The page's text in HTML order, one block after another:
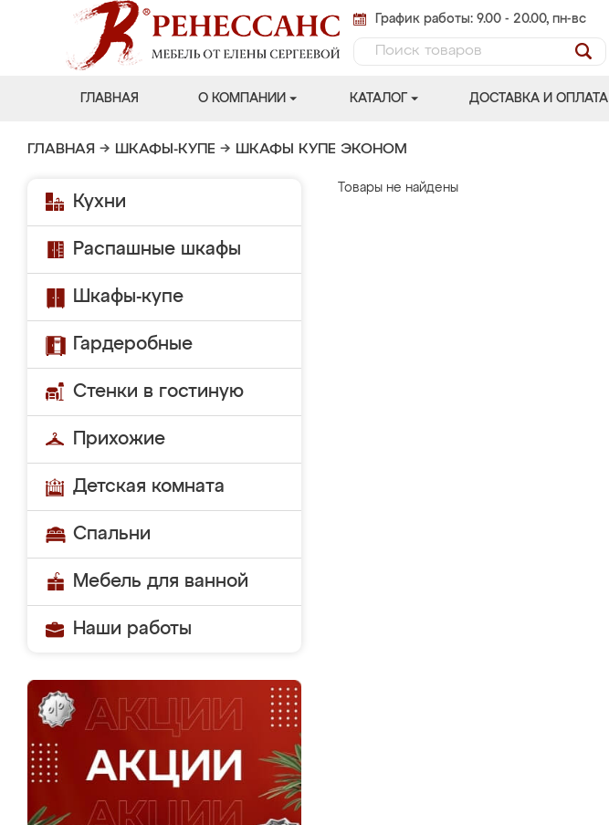
График работы: 9.00 - 20.00, пн-вс
ГЛАВНАЯ О КОМПАНИИ КАТАЛОГ ДОСТАВКА И ОПЛАТА
ГЛАВНАЯ → ШКАФЫ-КУПЕ → ШКАФЫ КУПЕ ЭКОНОМ
Кухни
Распашные шкафы
Шкафы-купе
Гардеробные
Стенки в гостиную
Прихожие
Детская комната
Спальни
Мебель для ванной
Наши работы
Товары не найдены